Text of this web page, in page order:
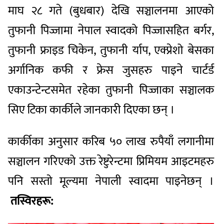
माघ २८ गते (बुधबार) देखि सञ्चालनमा आएको
तुफानी पिज्जामा नेपाल स्वादको पिज्जासहित बर्गर,
तुफानी फ्राइड चिकेन, तुफानी र्याप, एक्प्रेशो बेसका
अर्गानिक कफी र फ्रेस जुसहरु पाइने चार्टर्ड
एकाउन्टेन्टसमेत रहेका तुफानी पिज्जाका सञ्चालक
सिए टिका कार्कीले जानकारी दिएका छन् ।
कार्कीका अनुसार करिब ५० लाख रुपैयाँ लगानीमा
सञ्चालन गरिएको उक्त रेष्टुरेन्टमा प्रिमियम आइटमहरु
पनि सस्तो मूल्यमा नेपाली स्वादमा पाइनेछन् ।
तस्विरहरू: